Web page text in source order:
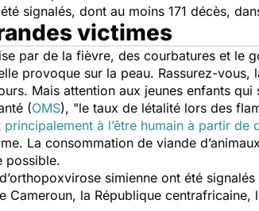
signalés, dont au moins 171 décès,
victimes
par de la fièvre, des courbatures et le
provoque sur la peau. Rassurez-
Mais attention aux jeunes enfants
(OMS), "le taux de létalité lors des
à l’être humain à partir de
La consommation de viande
possible.
simienne ont été
Cameroun, la République